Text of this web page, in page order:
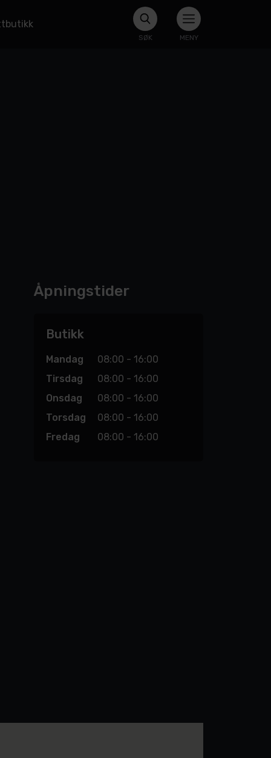
SØK MENY
Åpningstider
Butikk
Mandag
08:00 - 16:00
Tirsdag
08:00 - 16:00
Onsdag
08:00 - 16:00
Torsdag
08:00 - 16:00
Fredag
08:00 - 16:00